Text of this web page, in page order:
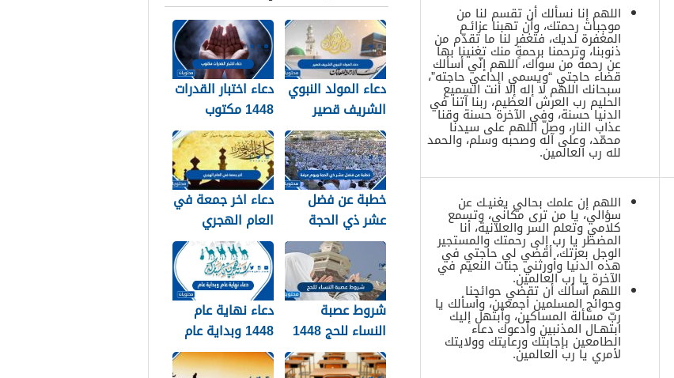
اللهم إنا نسألك أن تقسم لنا من
موجبات رحمتك، وأن تهبنا عزائـم
المغفرة لديك، فتغفر لنا ما تقدّم من
ذنوبنا، وترحمنا برحمةٍ منك تغنينا بها
عن رحمة من سواك، اللهم إنّي أسألك
قضاء حاجتي “ويسمي الداعي حاجته”،
سبحانك اللهم لا إله إلا أنت السميع
الحليم رب العرش العظيم، ربنا آتنا في
الدنيا حسنة، وفي الآخرة حسنة وقنا
عذاب النار، وصلّ اللهم على سيدنا
محمّد، وعلى آله وصحبه وسلم، والحمد
لله رب العالمين.
اللهم إن علمك بحالي يغنيـك عن
سؤالي، يا من ترى مكاني، وتسمع
كلامي وتعلم السر والعلانية، أنا
المضطر يا رب إلى رحمتك والمستجير
الوجل بعزتك، أقضي لي حاجتي في
هذه الدنيا وأورثني جنات النعيم في
الآخرة يا رب العالمين.
اللهم أسألك أن تقضي حوائجنا
وحوائج المسلمين أجمعين، وأسألك يا
ربّ مسألة المساكين، وأبتهل إليك
ابتهـال المذنبين وأدعوك دعاء
الطامعين بإجابتك ورعايتك وولايتك
لأمري يا رب العالمين.
دعاء المولد النبوي
الشريف قصير
2026 مكتوب
دعاء اختبار القدرات
1448 مكتوب
خطبة عن فضل
عشر ذي الحجة
ويوم عرفة 1448 /
2026
دعاء اخر جمعة في
العام الهجري
1447 ودخول العام
الجديد 1448
شروط عصبة
النساء للحج 1448
دعاء نهاية عام
1448 وبداية عام
1449